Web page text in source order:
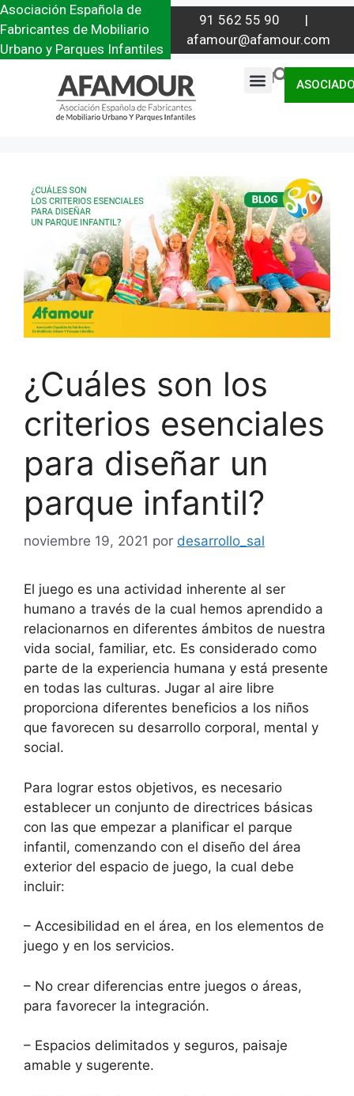
Asociación Española de
Fabricantes de Mobiliario
Urbano y Parques Infantiles
91 562 55 90 |
afamour@afamour.com
|
¿Cuáles son los
criterios esenciales
para diseñar un
parque infantil?
noviembre 19, 2021 por desarrollo_sal
El juego es una actividad inherente al ser
humano a través de la cual hemos aprendido a
relacionarnos en diferentes ámbitos de nuestra
vida social, familiar, etc. Es considerado como
parte de la experiencia humana y está presente
en todas las culturas. Jugar al aire libre
proporciona diferentes beneficios a los niños
que favorecen su desarrollo corporal, mental y
social.
Para lograr estos objetivos, es necesario
establecer un conjunto de directrices básicas
con las que empezar a planificar el parque
infantil, comenzando con el diseño del área
exterior del espacio de juego, la cual debe
incluir:
– Accesibilidad en el área, en los elementos de
juego y en los servicios.
– No crear diferencias entre juegos o áreas,
para favorecer la integración.
– Espacios delimitados y seguros, paisaje
amable y sugerente.